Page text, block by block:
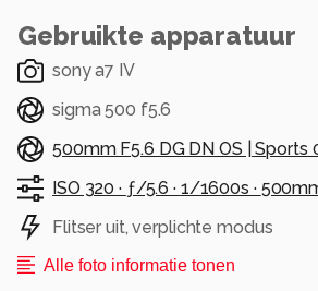
Gebruikte apparatuur
sony a7 IV
sigma 500 f5.6
500mm F5.6 DG DN OS | Sports
ISO 320 · ƒ/5.6 · 1/1600s ·
Flitser uit, verplichte modus
Alle foto informatie tonen